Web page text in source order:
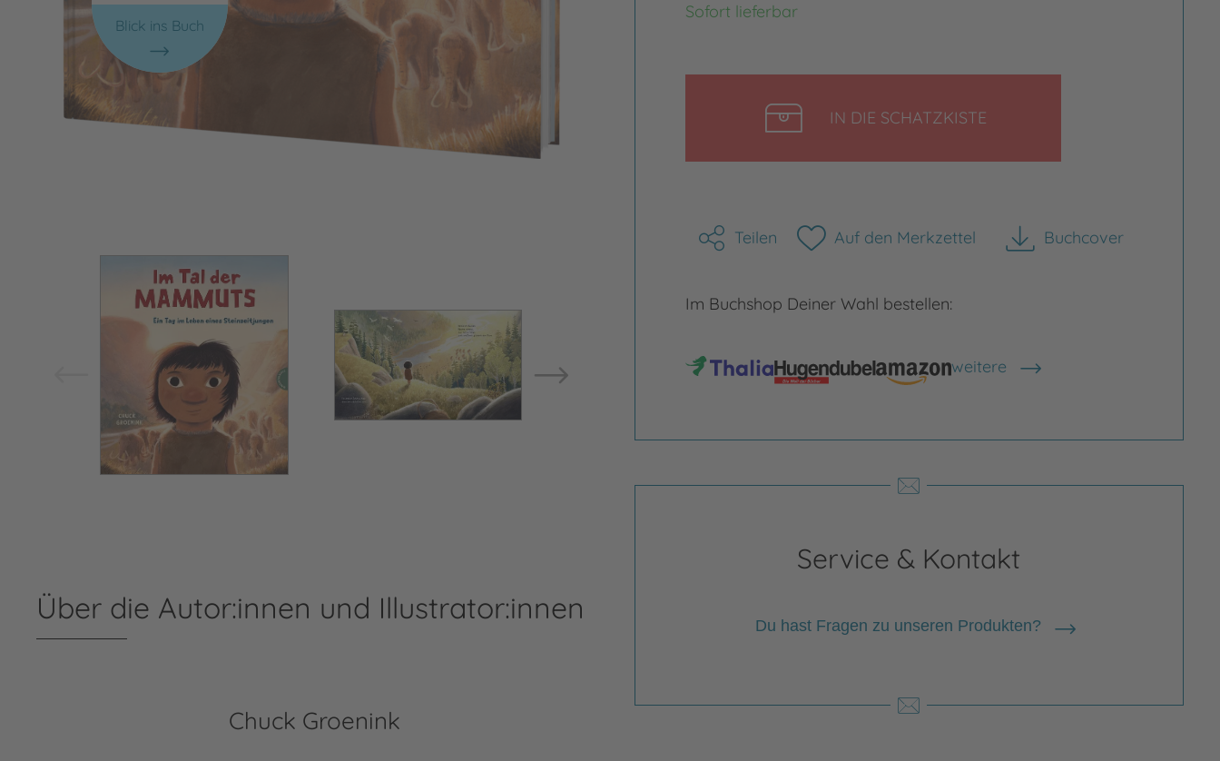
Blick ins Buch
Sofort lieferbar
IN DIE SCHATZKISTE
Teilen Auf den Merkzettel Buchcover
herunterladen
Im Buchshop Deiner Wahl bestellen:
weitere
Shops anzeigen
Service & Kontakt
Du hast Fragen zu unseren Produkten?
Über die Autor:innen und Illustrator:innen
Chuck Groenink